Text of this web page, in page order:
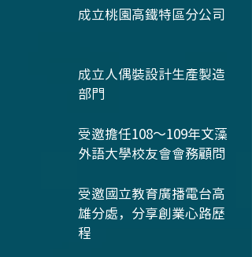
成立桃園高鐵特區分公司
成立人偶裝設計生產製造
部門
受邀擔任108～109年文藻
外語大學校友會會務顧問
受邀國立教育廣播電台高
雄分處，分享創業心路歷
程